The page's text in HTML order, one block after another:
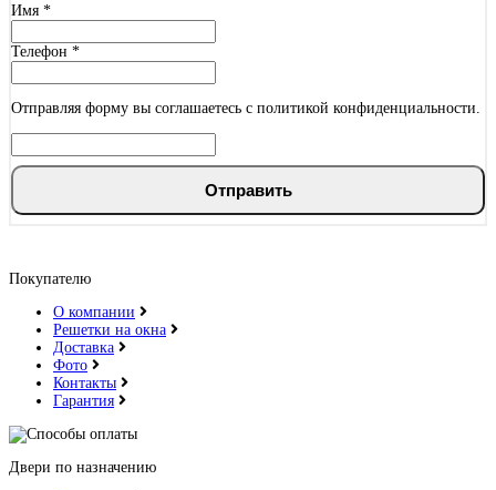
Дуб ясный
Имя *
Телефон *
Отправляя форму вы соглашаетесь с политикой конфиденциальности.
Отправить
Покупателю
О компании
Решетки на окна
Доставка
Фото
Контакты
Гарантия
Двери по назначению